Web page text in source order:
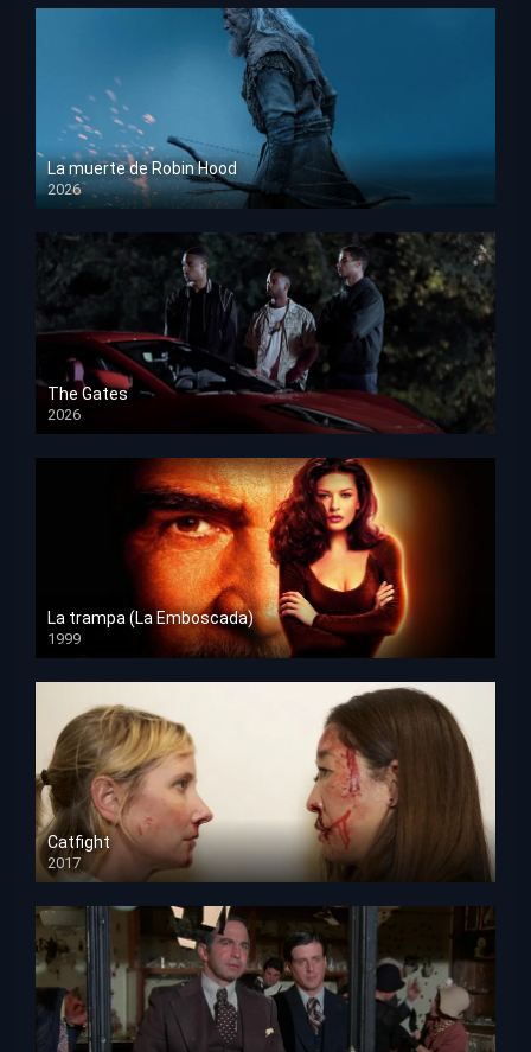
La muerte de Robin Hood
2026
HD 1080p
The Gates
2026
HD 1080p
La trampa (La Emboscada)
1999
HD 1080p
Catfight
2017
HD 720p